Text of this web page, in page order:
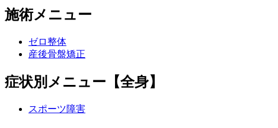
施術メニュー
ゼロ整体
産後骨盤矯正
症状別メニュー【全身】
スポーツ障害